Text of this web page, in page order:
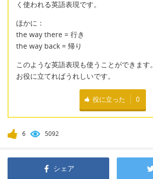
く使われる英語表現です。
ほかに：
the way there = 行き
the way back = 帰り
このような英語表現も使うことができます。
お役に立てればうれしいです。
役に立った 0
6 5092
シェア